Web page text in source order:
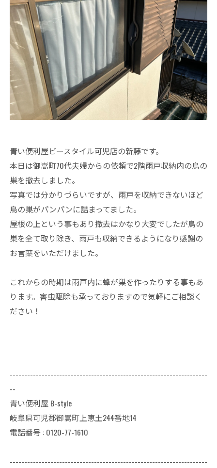
青い便利屋ビースタイル可児店の新藤です。
本日は御嵩町70代夫婦からの依頼で2階雨戸収納内の鳥の
巣を撤去しました。
写真では分かりづらいですが、雨戸を収納できないほど
鳥の巣がパンパンに詰まってました。
屋根の上という事もあり撤去はかなり大変でしたが鳥の
巣を全て取り除き、雨戸も収納できるようになり感謝の
お言葉をいただけました。
これからの時期は雨戸内に蜂が巣を作ったりする事もあ
ります。害虫駆除も承っておりますので気軽にご相談く
ださい！
--------------------------------------------------------------------
--
青い便利屋 B-style
岐阜県可児郡御嵩町上恵土244番地14
電話番号 : 0120-77-1610
--------------------------------------------------------------------